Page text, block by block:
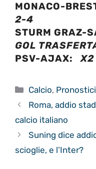
MONACO-
2-4
STURM GRAZ-
GOL
PSV-AJAX:X2
Categorie
Calcio, Pronostici
Roma, addio
calcio italiano
Suning dice
scioglie, e l’Inter?